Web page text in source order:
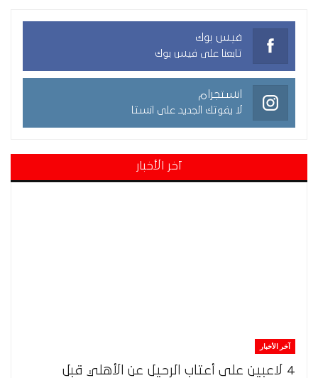
فيس بوك
تابعنا على فيس بوك
انستجرام
لا يفوتك الجديد على انستا
آخر الأخبار
آخر الأخبار
4 لاعبين على أعتاب الرحيل عن الأهلي قبل